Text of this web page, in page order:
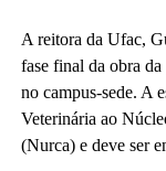
A reitora da Ufac,
fase final da obra
no campus-sede. A
Veterinária ao
(Nurca) e deve ser